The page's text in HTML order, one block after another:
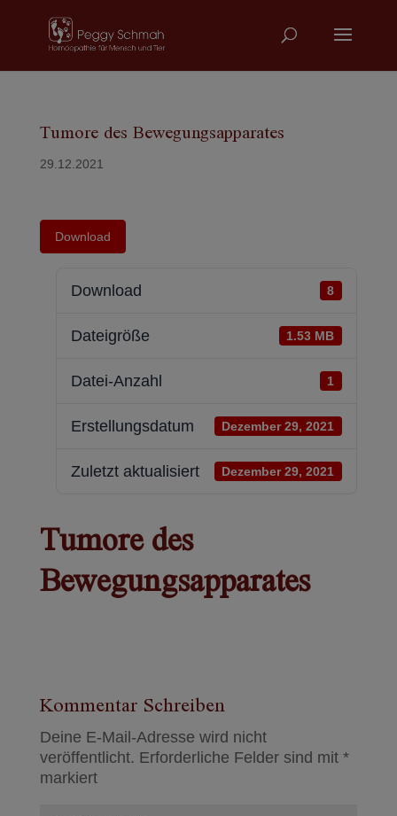
Tumore des Bewegungsapparates
29.12.2021
Download
Download 8
Dateigröße 1.53 MB
Datei-Anzahl 1
Erstellungsdatum Dezember 29, 2021
Zuletzt aktualisiert Dezember 29, 2021
Tumore des
Bewegungsapparates
Kommentar Schreiben
Deine E-Mail-Adresse wird nicht
veröffentlicht. Erforderliche Felder sind mit *
markiert